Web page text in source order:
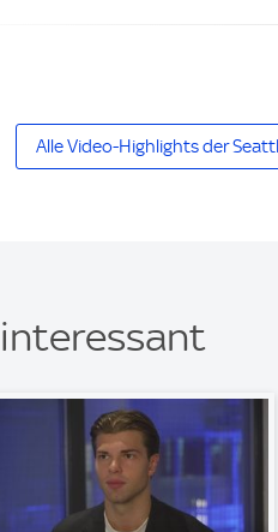
Alle Video-Highlights der